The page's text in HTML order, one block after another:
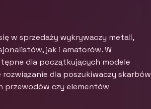
w sprzedaży wykrywaczy metali,
jak i amatorów. W
dla początkujących modele
dla poszukiwaczy skarbów
przewodów czy elementów